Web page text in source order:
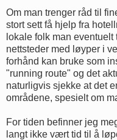
Om man trenger råd til
stort sett få hjelp fra
lokale folk man
nettsteder med løyper i
forhånd kan bruke som
"running route" og det
naturligvis sjekke at det
områdene, spesielt om
For tiden befinner jeg
langt ikke vært tid til å